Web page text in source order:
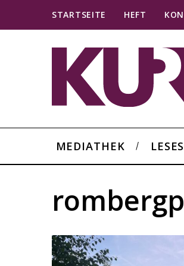
STARTSEITE HEFT
MEDIATHEK